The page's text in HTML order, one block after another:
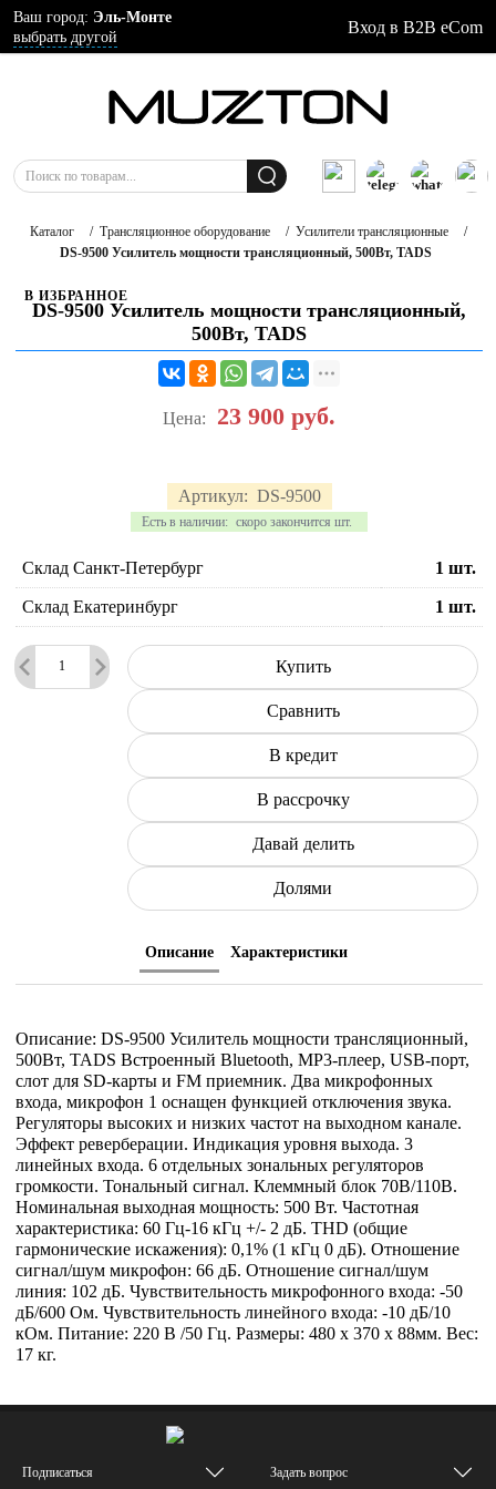
Ваш город: Эль-Монте
выбрать другой
Вход в B2B eCom
Каталог / Трансляционное оборудование / Усилители трансляционные
/
DS-9500 Усилитель мощности трансляционный, 500Вт, TADS
В ИЗБРАННОЕ
DS-9500 Усилитель мощности трансляционный,
500Вт, TADS
Артикул: DS-9500
Есть в наличии: скоро закончится шт.
Цена: 23 900 руб.
Склад Санкт-Петербург 1 шт.
Склад Екатеринбург 1 шт.
Купить
Сравнить
В кредит
В рассрочку
Давай делить
Долями
Описание Характеристики
Описание: DS-9500 Усилитель мощности трансляционный,
500Вт, TADS Встроенный Bluetooth, MP3-плеер, USB-порт,
слот для SD-карты и FM приемник. Два микрофонных
входа, микрофон 1 оснащен функцией отключения звука.
Регуляторы высоких и низких частот на выходном канале.
Эффект реверберации. Индикация уровня выхода. 3
линейных входа. 6 отдельных зональных регуляторов
громкости. Тональный сигнал. Клеммный блок 70В/110В.
Номинальная выходная мощность: 500 Вт. Частотная
характеристика: 60 Гц-16 кГц +/- 2 дБ. THD (общие
гармонические искажения): 0,1% (1 кГц 0 дБ). Отношение
сигнал/шум микрофон: 66 дБ. Отношение сигнал/шум
линия: 102 дБ. Чувствительность микрофонного входа: -50
дБ/600 Ом. Чувствительность линейного входа: -10 дБ/10
кОм. Питание: 220 В /50 Гц. Размеры: 480 х 370 х 88мм. Вес:
17 кг.
Подписаться Задать вопрос